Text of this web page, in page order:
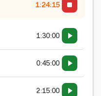
1:24:15
1:30:00
0:45:00
2:15:00